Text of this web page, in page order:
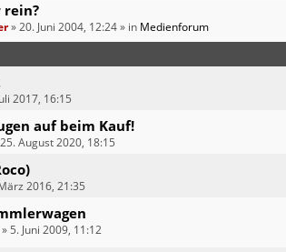
rein?
»20. Juni 2004, 12:24» in Medienforum
2017, 16:15
auf beim Kauf!
25. August 2020, 18:15
2016, 21:35
» 5. Juni 2009, 11:12